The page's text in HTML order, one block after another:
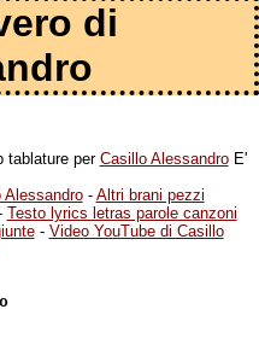
di
tablature per Casillo AlessandroE'
Alessandro- Altri brani pezzi
Testo lyrics letras parole canzoni
- Video YouTube di Casillo